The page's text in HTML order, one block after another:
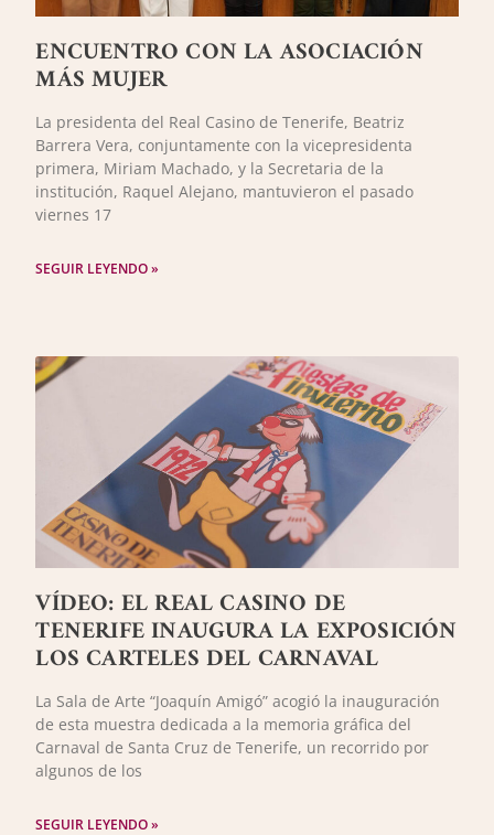
ENCUENTRO CON LA ASOCIACIÓN
MÁS MUJER
La presidenta del Real Casino de Tenerife, Beatriz
Barrera Vera, conjuntamente con la vicepresidenta
primera, Miriam Machado, y la Secretaria de la
institución, Raquel Alejano, mantuvieron el pasado
viernes 17
SEGUIR LEYENDO »
VÍDEO: EL REAL CASINO DE
TENERIFE INAUGURA LA EXPOSICIÓN
LOS CARTELES DEL CARNAVAL
La Sala de Arte “Joaquín Amigó” acogió la inauguración
de esta muestra dedicada a la memoria gráfica del
Carnaval de Santa Cruz de Tenerife, un recorrido por
algunos de los
SEGUIR LEYENDO »